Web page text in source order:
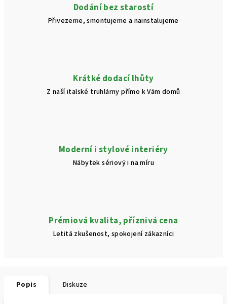
Dodání bez starostí
Přivezeme, smontujeme a nainstalujeme
Krátké dodací lhůty
Z naší italské truhlárny přímo k Vám domů
Moderní i stylové interiéry
Nábytek sériový i na míru
Prémiová kvalita, příznivá cena
Letitá zkušenost, spokojení zákazníci
Popis Diskuze